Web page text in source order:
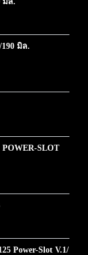
มิล.
SLOT
Power-Slot V.1/